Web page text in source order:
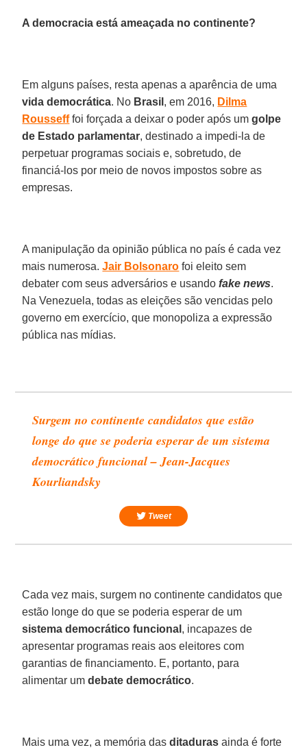
A democracia está ameaçada no continente?
Em alguns países, resta apenas a aparência de uma
vida democrática. No Brasil , em 2016, Dilma
Roussefffoi forçada a deixar o poder após umgolpe
de Estado parlamentar, destinado a impedi-la de
perpetuar programas sociais e, sobretudo, de
financiá-los por meio de novos impostos sobre as
empresas.
A manipulação da opinião pública no país é cada vez
mais numerosa.Jair Bolsonaro foi eleito sem
debater com seus adversários e usandofake news.
Na Venezuela, todas as eleições são vencidas pelo
governo em exercício, que monopoliza a expressão
pública nas mídias.
Surgem no continente candidatos que estão
longe do que se poderia esperar de um sistema
democrático funcional – Jean-Jacques
Kourliandsky
Tweet
Cada vez mais, surgem no continente candidatos que
estão longe do que se poderia esperar de um
sistema democrático funcional , incapazes de
apresentar programas reais aos eleitores com
garantias de financiamento. E, portanto, para
alimentar umdebate democrático.
Mais uma vez, a memória dasditaduras ainda é forte